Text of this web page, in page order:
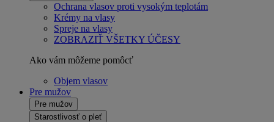
Ochrana vlasov proti vysokým teplotám
Krémy na vlasy
Spreje na vlasy
ZOBRAZIŤ VŠETKY ÚČESY
Ako vám môžeme pomôcť
Objem vlasov
Pre mužov
Pre mužov
Starostlivosť o pleť